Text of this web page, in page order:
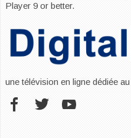
Player 9 or better.
une télévision en ligne dédiée